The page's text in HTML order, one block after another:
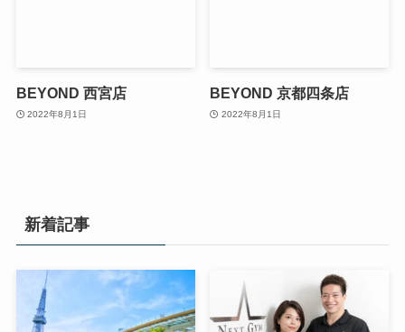
BEYOND 西宮店
2022年8月1日
BEYOND 京都四条店
2022年8月1日
新着記事